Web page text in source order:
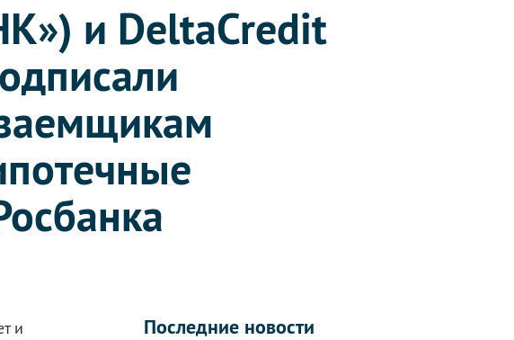
и DeltaCredit
и
Последние новости